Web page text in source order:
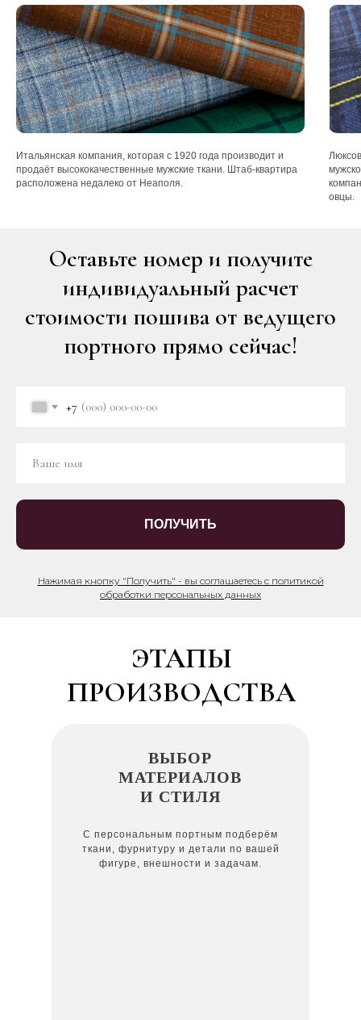
Итальянская компания, которая с 1920 года производит и
продаёт высококачественные мужские ткани. Штаб-квартира
расположена недалеко от Неаполя.
овцы.
Оставьте номер и получите
индивидуальный расчет
стоимости пошива от ведущего
портного прямо сейчас!
+7
ПОЛУЧИТЬ
Нажимая кнопку "Получить" - вы соглашаетесь с политикой
обработки персональных данных
С персональным портным подберём
ткани, фурнитуру и детали по вашей
фигуре, внешности и задачам.
ВЫБОР
МАТЕРИАЛОВ
И СТИЛЯ
ЭТАПЫ
ПРОИЗВОДСТВА